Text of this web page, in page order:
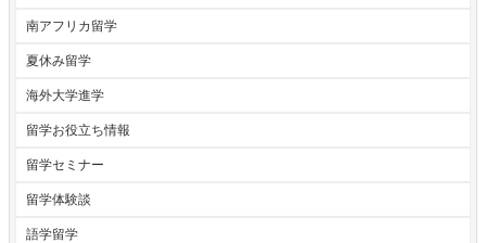
南アフリカ留学
夏休み留学
海外大学進学
留学お役立ち情報
留学セミナー
留学体験談
語学留学